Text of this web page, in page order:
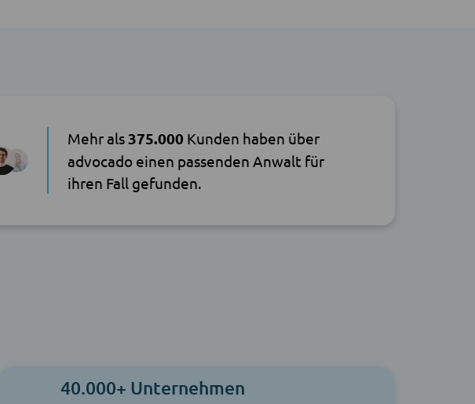
Mehr als375.000 Kunden haben über
advocado einen passenden Anwalt für
ihren Fall gefunden.
40.000+ Unternehmen